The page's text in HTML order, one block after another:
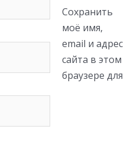
Сохранить
моё имя,
email и адрес
сайта в этом
браузере для